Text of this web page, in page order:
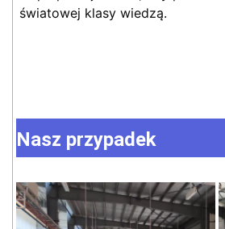
światowej klasy wiedzą.
Nasz przypadek